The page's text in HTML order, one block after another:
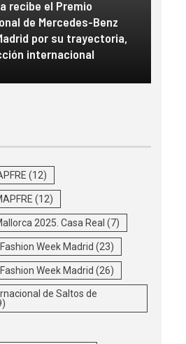
recibe el Premio
de Mercedes-Benz
por su trayectoria,
internacional
(12)
(12)
2025. Casa Real (7)
Week Madrid (23)
Week Madrid (26)
de Saltos de